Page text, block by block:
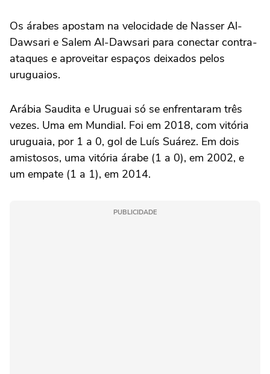
Os árabes apostam na velocidade de Nasser Al-
Dawsari e Salem Al-Dawsari para conectar contra-
ataques e aproveitar espaços deixados pelos
uruguaios.
Arábia Saudita e Uruguai só se enfrentaram três
vezes. Uma em Mundial. Foi em 2018, com vitória
uruguaia, por 1 a 0, gol de Luís Suárez. Em dois
amistosos, uma vitória árabe (1 a 0), em 2002, e
um empate (1 a 1), em 2014.
PUBLICIDADE